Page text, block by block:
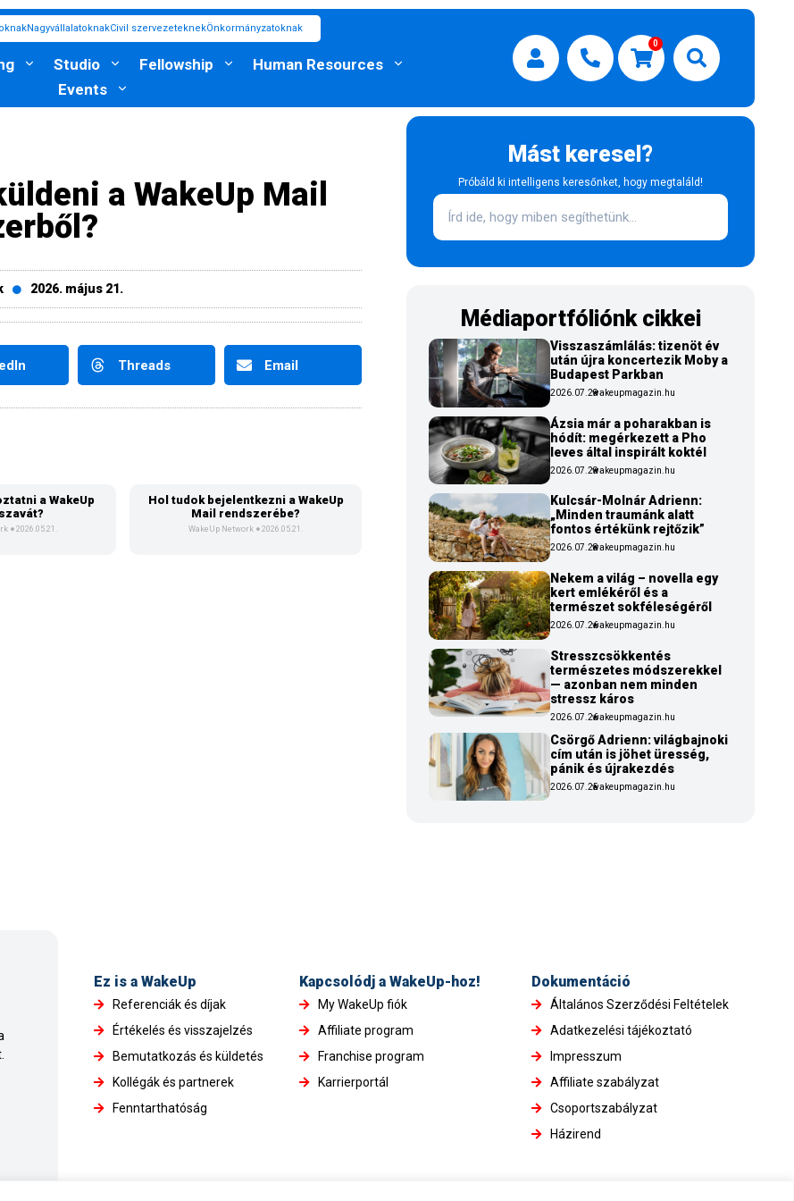
NagyvállalatoknakCivil szervezeteknekÖnkormányzatoknak
Studio Fellowship
Human Resources
Events
0
a WakeUp Mail
2026. május 21.
Threads Email
a WakeUp
2026.05.21.
Hol tudok bejelentkezni a WakeUp
Mail rendszerébe?
WakeUp Network 2026.05.21.
Mást keresel?
Próbáld ki intelligens keresőnket, hogy megtaláld!
Médiaportfóliónk cikkei
Visszaszámlálás: tizenöt év
után újra koncertezik Moby a
Budapest Parkban
2026.07.29wakeupmagazin.hu
Ázsia már a poharakban is
hódít: megérkezett a Pho
leves által inspirált koktél
2026.07.29wakeupmagazin.hu
Kulcsár-Molnár Adrienn:
„Minden traumánk alatt
fontos értékünk rejtőzik”
2026.07.28wakeupmagazin.hu
Nekem a világ – novella egy
kert emlékéről és a
természet sokféleségéről
2026.07.26wakeupmagazin.hu
Stresszcsökkentés
természetes módszerekkel
— azonban nem minden
stressz káros
2026.07.26wakeupmagazin.hu
Csörgő Adrienn: világbajnoki
cím után is jöhet üresség,
pánik és újrakezdés
2026.07.25wakeupmagazin.hu
Ez is a WakeUp
Referenciák és díjak
Értékelés és visszajelzés
Bemutatkozás és küldetés
Kollégák és partnerek
Fenntarthatóság
Kapcsolódj a WakeUp-hoz!
My WakeUp fiók
Affiliate program
Franchise program
Karrierportál
Dokumentáció
Általános Szerződési Feltételek
Adatkezelési tájékoztató
Impresszum
Affiliate szabályzat
Csoportszabályzat
Házirend